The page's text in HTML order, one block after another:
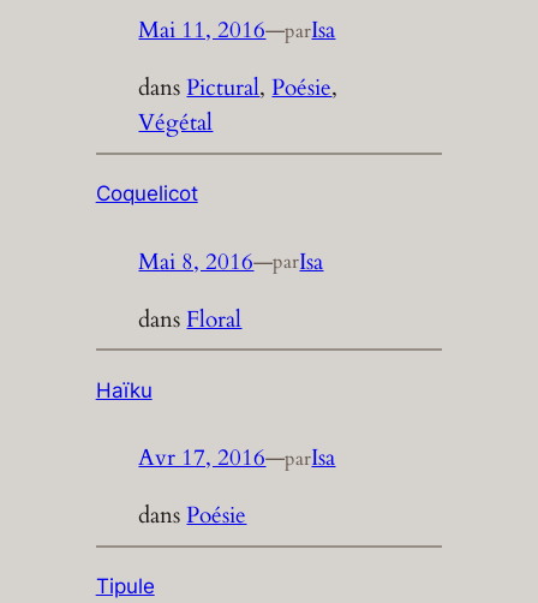
Mai 11, 2016—parIsa
dansPictural, Poésie
Végétal
Coquelicot
Mai 8, 2016—parIsa
dans Floral
Haïku
Avr 17, 2016—parIsa
dansPoésie
Tipule